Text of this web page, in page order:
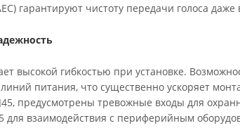
гарантируют чистоту передачи голоса
высокой гибкостью при установке.
питания, что существенно ускоряет
предусмотрены тревожные входы для
для взаимодействия с периферийным